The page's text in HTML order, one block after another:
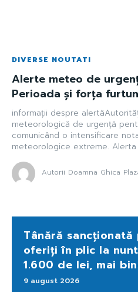
DIVERSE NOUTATI
Alerte meteo de
Perioada și forța
informații despre
meteorologică de urgență
comunicând o intensificare
meteorologice extreme. Alerta
Autorii Doamna Ghica
Tânără
oferiți în plic la
1.600 de lei, mai
9 august 2026